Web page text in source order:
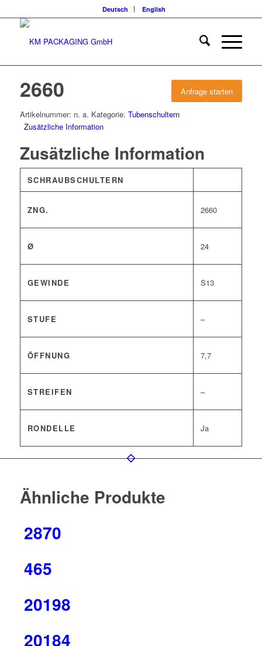
Deutsch English
Anfrage starten
2660
Artikelnummer: n. a. Kategorie: Tubenschultern
Zusätzliche Information
Zusätzliche Information
SCHRAUBSCHULTERN
ZNG. 2660
Ø 24
GEWINDE S13
STUFE –
ÖFFNUNG 7,7
STREIFEN –
RONDELLE Ja
Ähnliche Produkte
2870
465
20198
20184